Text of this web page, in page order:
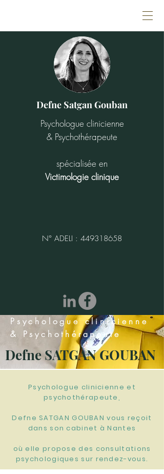
Defne Satgan Gouban
Psychologue clinicienne
& Psychothérapeute
spécialisée en
Victimologie clinique
N° ADELI : 449318658
Psychologue clinicienne
& Psychothérapeute
Defne SATGAN GOUBAN
Psychologue clinicienne et
psychothérapeute,
Defne SATGAN GOUBAN vous reçoit
dans son cabinet à Nantes
où elle propose des consultations
psychologiques sur rendez-vous.